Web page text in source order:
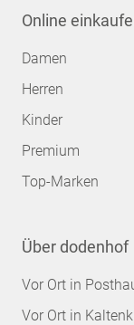
Online
Damen
Herren
Kinder
Premium
Top-Marken
Über dodenhof
Vor Ort in
Vor Ort in